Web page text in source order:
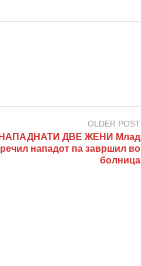
OLDER POST
ДВЕ ЖЕНИ Млад
нападот па завршил во
болница